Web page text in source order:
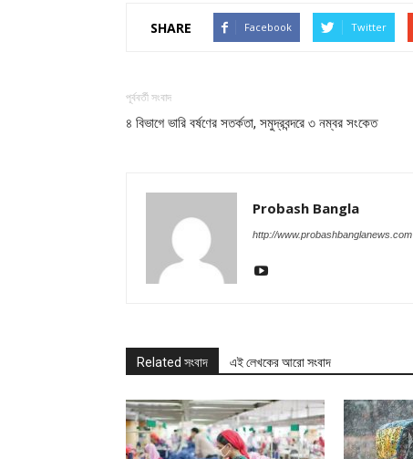
SHARE Facebook Twitter
পূর্ববর্তী সংবাদ
৪ বিভাগে ভারি বর্ষণের সতর্কতা, সমুদ্রবন্দরে ৩ নম্বর সংকেত
Probash Bangla
http://www.probashbanglanews.com
Related সংবাদ এই লেখকের আরো সংবাদ